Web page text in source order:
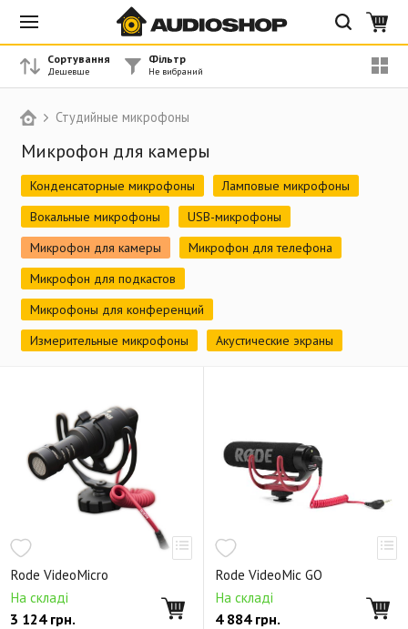
Студийные микрофоны
Микрофон для камеры
Конденсаторные микрофоны
Ламповые микрофоны
Вокальные микрофоны
USB-микрофоны
Микрофон для камеры
Микрофон для телефона
Микрофон для подкастов
Микрофоны для конференций
Измерительные микрофоны
Акустические экраны
Rode VideoMicro
На складі
3 124грн.
Rode VideoMic GO
На складі
4 884грн.
Сортування Фільтр